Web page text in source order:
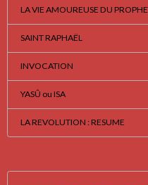
LA VIE AMOUREUSE DU
SAINT RAPHAËL
INVOCATION
YASÛ ou ISA
LA REVOLUTION : RESUME